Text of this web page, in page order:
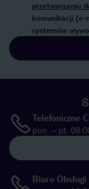
przetwarzaniu
komunikacji (e-
systemów
Telefoniczne
pon. – pt.
Biuro